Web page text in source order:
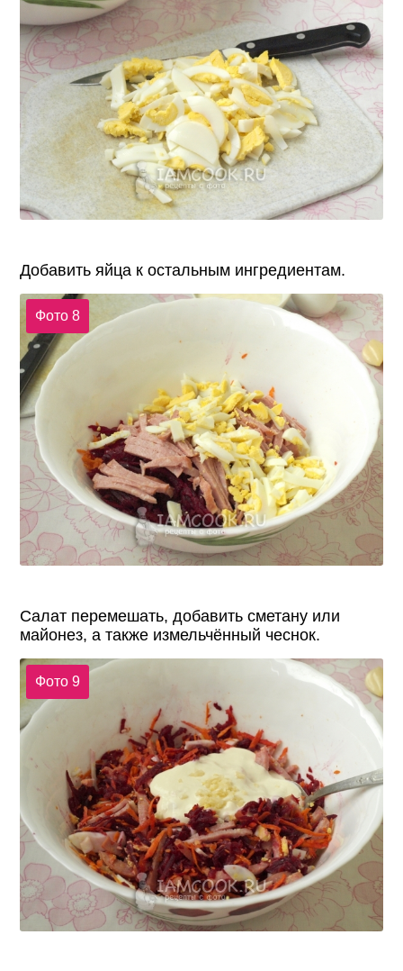
Добавить яйца к остальным ингредиентам.
Фото 8
Салат перемешать, добавить сметану или
майонез, а также измельчённый чеснок.
Фото 9